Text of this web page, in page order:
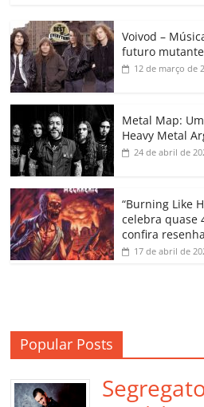
c
e
b
o
o
k
itt
er
ai at
s
A
p
k
e
dI
Voivod –
futuro mutante
12 de março de
Metal Map:
Heavy Metal
24 de abril de
“Burning Like
celebra quase
confira
17 de abril de
Popular Posts